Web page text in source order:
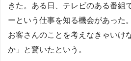
きた。ある日、テレビのある番組
ーという仕事を知る機会があった
お客さんのことを考えなきゃいけ
か」と驚いたという。